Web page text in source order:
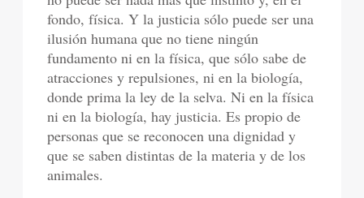
fondo, física. Y la justicia sólo puede ser una
ilusión humana que no tiene ningún
fundamento ni en la física, que sólo sabe de
atracciones y repulsiones, ni en la biología,
donde prima la ley de la selva. Ni en la física
ni en la biología, hay justicia. Es propio de
personas que se reconocen una dignidad y
que se saben distintas de la materia y de los
animales.